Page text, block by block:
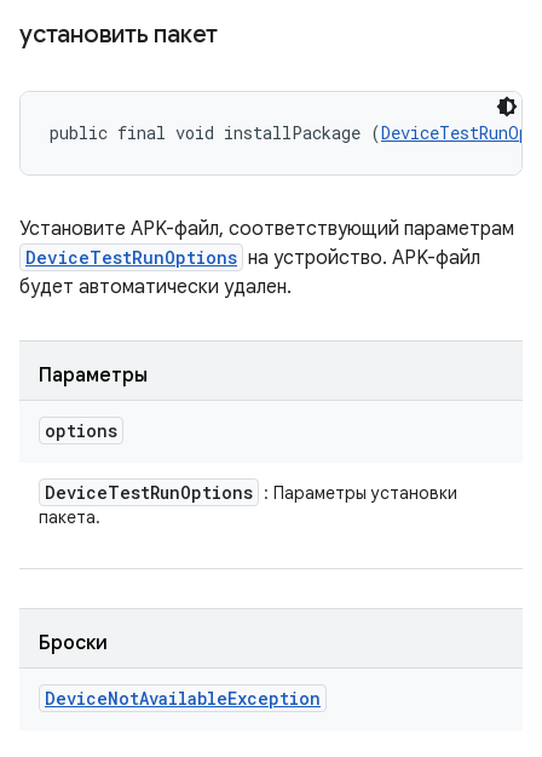
установить пакет
public final void installPackage (
Установите APK-файл, соответствующий параметрам
DeviceTestRunOptions на устройство. APK-файл
будет автоматически удален.
Параметры
options
DeviceTestRunOptions : Параметры установки
пакета.
Броски
DeviceNotAvailableException